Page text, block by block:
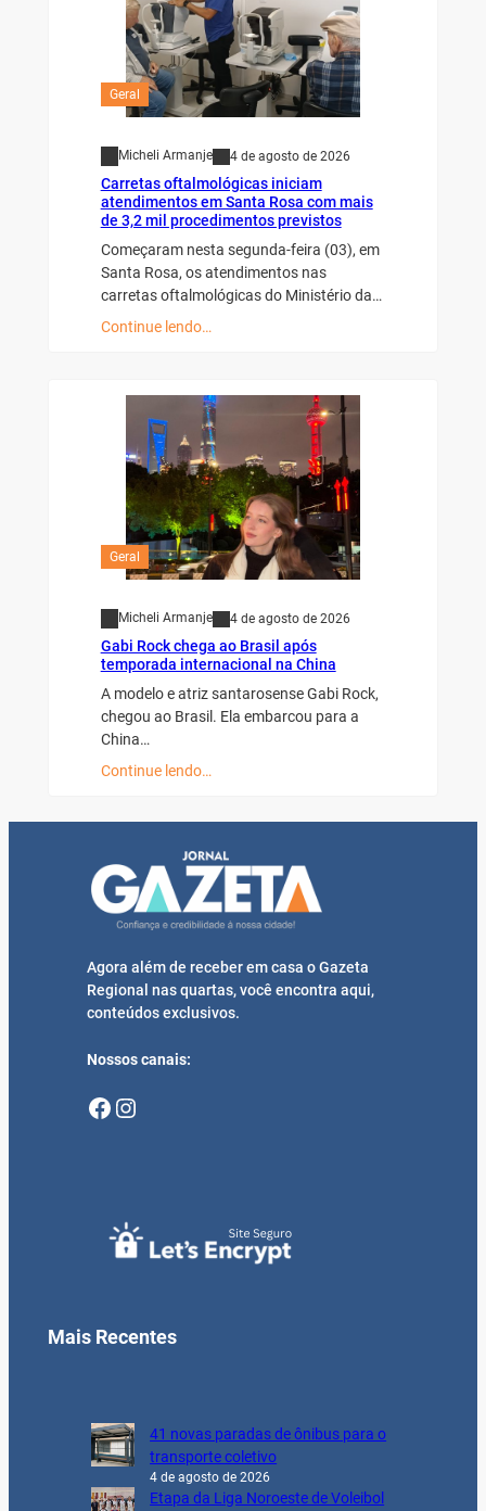
Geral
Micheli Armanje 4 de agosto de 2026
Carretas oftalmológicas iniciam
atendimentos em Santa Rosa com mais
de 3,2 mil procedimentos previstos
Começaram nesta segunda-feira (03), em
Santa Rosa, os atendimentos nas
carretas oftalmológicas do Ministério da…
Continue lendo…
Geral
Micheli Armanje 4 de agosto de 2026
Gabi Rock chega ao Brasil após
temporada internacional na China
A modelo e atriz santarosense Gabi Rock,
chegou ao Brasil. Ela embarcou para a
China…
Continue lendo…
Agora além de receber em casa o Gazeta
Regional nas quartas, você encontra aqui,
conteúdos exclusivos.
Nossos canais:
Facebook Instagram
Mais Recentes
41 novas paradas de ônibus para o
transporte coletivo
4 de agosto de 2026
Etapa da Liga Noroeste de Voleibol